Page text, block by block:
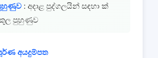
: අදාළ පුද්ගලයින් සඳහා ක්
පුහුණුව
අයදුම්පත